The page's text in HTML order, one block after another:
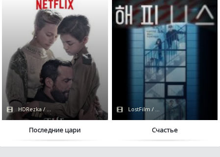
HDRezka / Coldfilm
Последние цари
LostFilm / Сериалы 2021 /
Счастье